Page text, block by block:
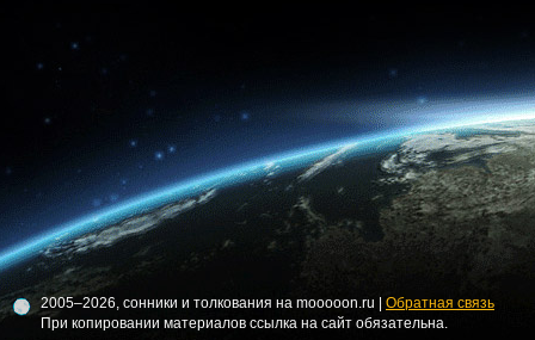
2005–2026, сонники и толкования на mooooon.ru | Обратная связь
При копировании материалов ссылка на сайт обязательна.